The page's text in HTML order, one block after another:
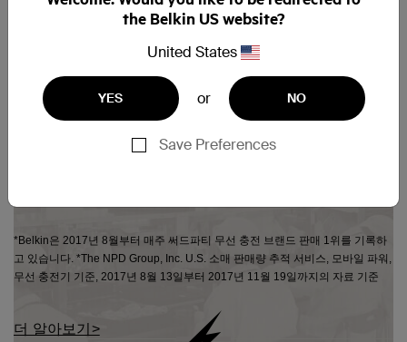
왜 BELKIN인가
Belkin은 업계 선도 기업들과 제휴를 맺어 캘리포니아 현지
리를 제공합니다. 이런 방식과 엄격한 품질 관리를 통해
*Belkin은 2017년 8월부터 매주 써드파티 무선 충전 브랜드 판매 1위를 기록하
고 있습니다. *The NPD Group, Inc. U.S. 소매 판매량 추적 서비스, 모바일 파워,
무선 충전기 기준, 2017년 8월 13일부터 2017년 11월 19일까지의 자료 기준
더 알아보기>
the Belkin US website?
United States
YES or NO
Save Preferences